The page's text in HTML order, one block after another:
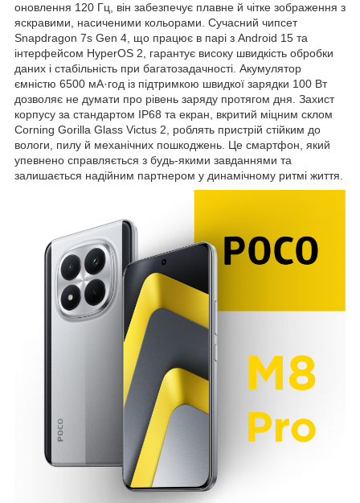
оновлення 120 Гц, він забезпечує плавне й чітке зображення з
яскравими, насиченими кольорами. Сучасний чипсет
Snapdragon 7s Gen 4, що працює в парі з Android 15 та
інтерфейсом HyperOS 2, гарантує високу швидкість обробки
даних і стабільність при багатозадачності. Акумулятор
ємністю 6500 мА·год із підтримкою швидкої зарядки 100 Вт
дозволяє не думати про рівень заряду протягом дня. Захист
корпусу за стандартом IP68 та екран, вкритий міцним склом
Corning Gorilla Glass Victus 2, роблять пристрій стійким до
вологи, пилу й механічних пошкоджень. Це смартфон, який
упевнено справляється з будь-якими завданнями та
залишається надійним партнером у динамічному ритмі життя.